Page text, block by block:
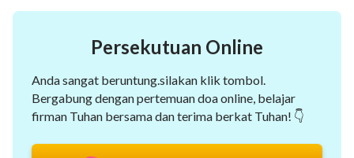
Persekutuan Online
Anda sangat beruntung.silakan klik tombol.
Bergabung dengan pertemuan doa online, belajar
firman Tuhan bersama dan terima berkat Tuhan! 👇